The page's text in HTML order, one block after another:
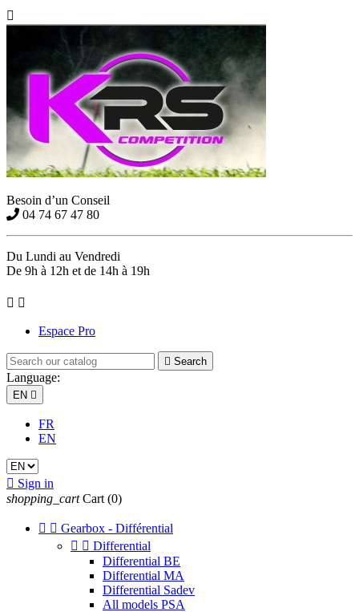

Besoin d’un Conseil
04 74 67 47 80
Du Lundi au Vendredi
De 9h à 12h et de 14h à 19h
 
Espace Pro
 Search
Language:
EN 
FR
EN
 Sign in
shopping_cart Cart (0)
  Gearbox - Différential
  Differential
Differential BE
Differential MA
Differential Sadev
All models PSA